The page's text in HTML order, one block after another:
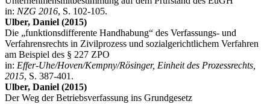
in: NZG 2016, S. 102-105.
Ulber, Daniel (2015)
Die „funktionsdifferente Handhabung“ des Verfassungs- und
Verfahrensrechts in Zivilprozess und sozialgerichtlichem Verfahren
am Beispiel des § 227 ZPO
in: Effer-Uhe/Hoven/Kempny/Rösinger, Einheit des Prozessrechts,
2015, S. 387-401.
Ulber, Daniel (2015)
Der Weg der Betriebsverfassung ins Grundgesetz